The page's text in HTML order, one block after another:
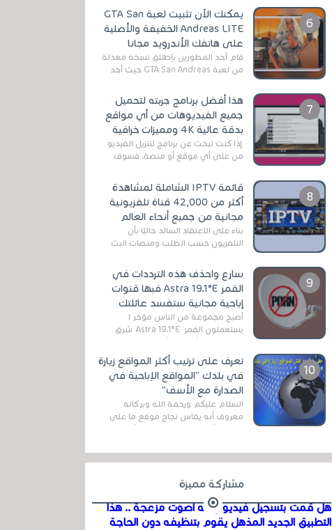
يمكنك الآن تثبيت لعبة GTA San
Andreas LITE الخفيفة والأصلية
على هاتفك الأندرويد مجانا
قام أحد المطورين بإطلاق نسخة معدلة
من لعبة GTA San Andreas حيث أخد
وق...
هذا أفضل برنامج جربته لتحميل
جميع الفيديوهات من أي مواقع
بدقة عالية 4K ومميزات خرافية
إذا كنت تبحث عن برنامج لتنزيل الفيديو
من على أي موقع أو منصة، فسوف
الخاصة بالبرامج والتطبيقات في هذا
المج...
قائمة IPTV الشاملة لمشاهدة
أكثر من 42,000 قناة تلفزيونية
مجانية من جميع أنحاء العالم
بناءً على الاعتقاد السائد حاليًا بأن
التلفزيون حسب الطلب ومنصات البث
سارع واحذف هذه الترددات في
القمر Astra 19.1°E فبها قنوات
إباحية مجانية ستفسد عائلتك
أصبح مجموعة من الناس مؤخر ا
يستعملون القمر Astra 19.1°E شرق
قنوات مميزة جدا تنقل العديد من البرامج
اله...
تعرف على ترتيب أكثر المواقع زيارة
في بلدك "المواقع الإباحية في
الصدارة مع الأسف"
السلام عليكم ورحمة الله وبركاته
معروف أنه يقاس نجاح موقع ما على
في...
مشاركة مميزة
هل قمت بتسجيل فيديو وفيه أصوت مزعجة .. هذا
التطبيق الجديد المذهل يقوم بتنظيفه دون الحاجة